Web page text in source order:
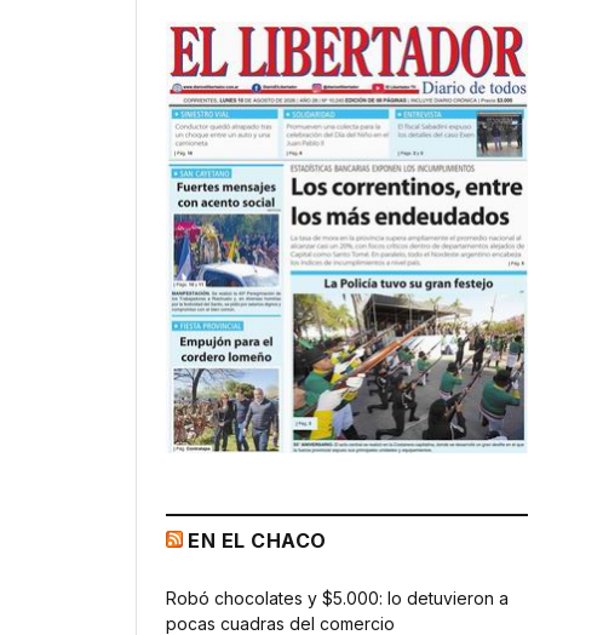
EN EL CHACO
Robó chocolates y $5.000: lo detuvieron a
pocas cuadras del comercio